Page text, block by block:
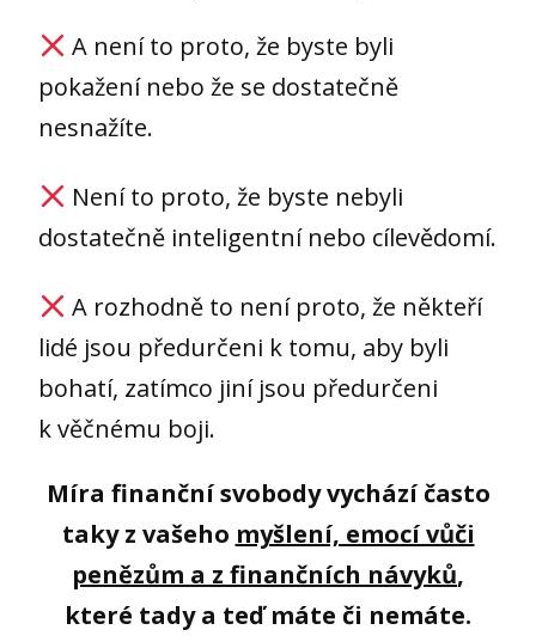
A není to proto, že byste byli
pokažení nebo že se dostatečně
nesnažíte.
Není to proto, že byste nebyli
dostatečně inteligentní nebo cílevědomí.
A rozhodně to není proto, že někteří
lidé jsou předurčeni k tomu, aby byli
bohatí, zatímco jiní jsou předurčeni
k věčnému boji.
Míra finanční svobody vychází často
taky z vašeho myšlení, emocí vůči
penězům a z finančních návyků,
které tady a teď máte či nemáte.